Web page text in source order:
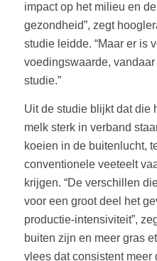
impact op het milieu en
gezondheid”, zegt
studie leidde. “Maar er is
voedingswaarde,
studie.”
Uit de studie blijkt dat die
melk sterk in verband
koeien in de buitenlucht,
conventionele veeteelt
krijgen. “De verschillen
voor een groot deel het
productie-intensiviteit”,
buiten zijn en meer gras
vlees dat consistent meer